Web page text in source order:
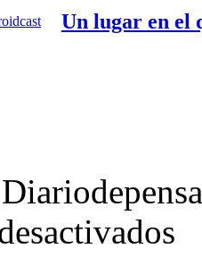
Un lugar en el